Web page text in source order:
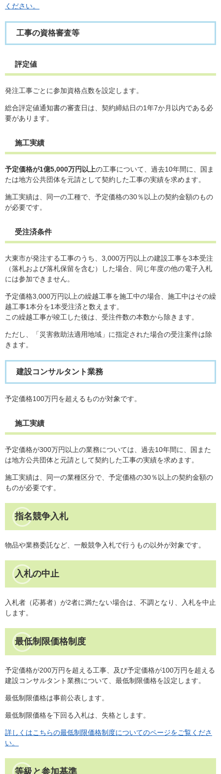
ください。
工事の資格審査等
評定値
発注工事ごとに参加資格点数を設定します。
総合評定値通知書の審査日は、契約締結日の1年7か月以内である必
要があります。
施工実績
予定価格が1億5,000万円以上の工事について、過去10年間に、国ま
たは地方公共団体を元請として契約した工事の実績を求めます。
施工実績は、同一の工種で、予定価格の30％以上の契約金額のもの
が必要です。
受注済条件
大東市が発注する工事のうち、3,000万円以上の建設工事を3本受注
（落札および落札保留を含む）した場合、同じ年度の他の電子入札
には参加できません。
予定価格3,000万円以上の繰越工事を施工中の場合、施工中はその繰
越工事1本分を1本受注済と数えます。
この繰越工事が竣工した後は、受注件数の本数から除きます。
ただし、「災害救助法適用地域」に指定された場合の受注案件は除
きます。
建設コンサルタント業務
予定価格100万円を超えるものが対象です。
施工実績
予定価格が300万円以上の業務については、過去10年間に、国また
は地方公共団体と元請として契約した工事の実績を求めます。
施工実績は、同一の業種区分で、予定価格の30％以上の契約金額の
ものが必要です。
指名競争入札
物品や業務委託など、一般競争入札で行うもの以外が対象です。
入札の中止
入札者（応募者）が2者に満たない場合は、不調となり、入札を中止
します。
最低制限価格制度
予定価格が200万円を超える工事、及び予定価格が100万円を超える
建設コンサルタント業務について、最低制限価格を設定します。
最低制限価格は事前公表します。
最低制限価格を下回る入札は、失格とします。
詳しくはこちらの最低制限価格制度についてのページをご覧くださ
い。
等級と参加基準